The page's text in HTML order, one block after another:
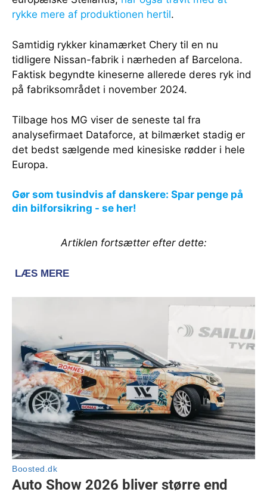
rykke mere af produktionen hertil.
Samtidig rykker kinamærket Chery til en nu
tidligere Nissan-fabrik i nærheden af Barcelona.
Faktisk begyndte kineserne allerede deres ryk ind
på fabriksområdet i november 2024.
Tilbage hos MG viser de seneste tal fra
analysefirmaet Dataforce, at bilmærket stadig er
det bedst sælgende med kinesiske rødder i hele
Europa.
Gør som tusindvis af danskere: Spar penge på
din bilforsikring - se her!
Artiklen fortsætter efter dette: